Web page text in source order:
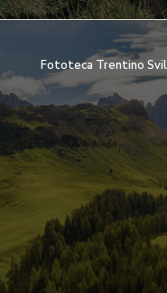
Fototeca Trentino